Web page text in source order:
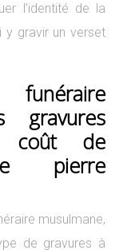
l’identité de la
y gravir un verset
gravures
coût de
pierre
musulmane,
de gravures à